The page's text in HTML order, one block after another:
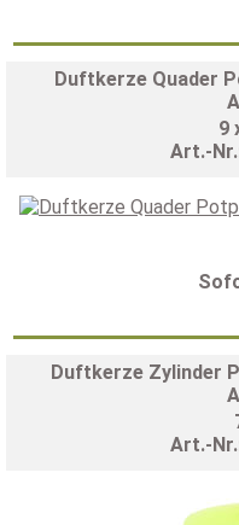
Duftkerze Quader
9
Art.-
Duftkerze Zylinder
Art.-